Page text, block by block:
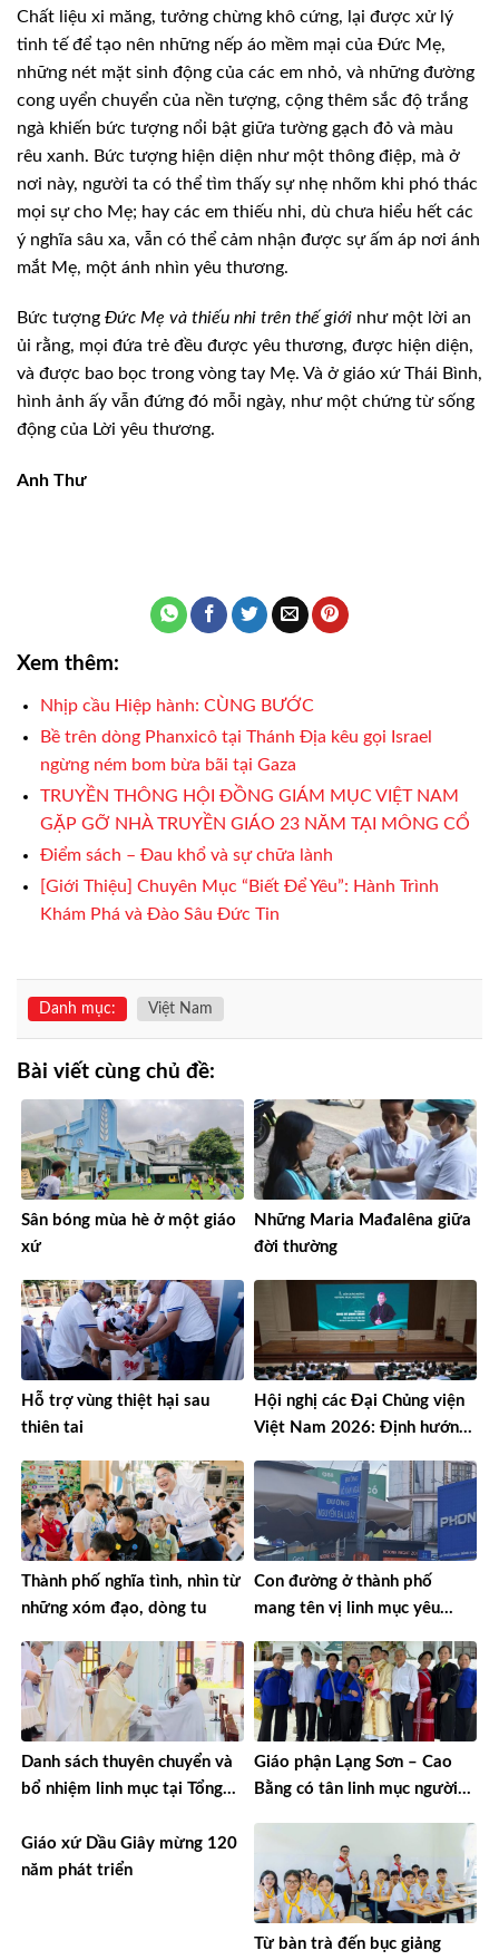
Chất liệu xi măng, tưởng chừng khô cứng, lại được xử lý
tinh tế để tạo nên những nếp áo mềm mại của Đức Mẹ,
những nét mặt sinh động của các em nhỏ, và những đường
cong uyển chuyển của nền tượng, cộng thêm sắc độ trắng
ngà khiến bức tượng nổi bật giữa tường gạch đỏ và màu
rêu xanh. Bức tượng hiện diện như một thông điệp, mà ở
nơi này, người ta có thể tìm thấy sự nhẹ nhõm khi phó thác
mọi sự cho Mẹ; hay các em thiếu nhi, dù chưa hiểu hết các
ý nghĩa sâu xa, vẫn có thể cảm nhận được sự ấm áp nơi ánh
mắt Mẹ, một ánh nhìn yêu thương.
Bức tượng Đức Mẹ và thiếu nhi trên thế giới như một lời an
ủi rằng, mọi đứa trẻ đều được yêu thương, được hiện diện,
và được bao bọc trong vòng tay Mẹ. Và ở giáo xứ Thái Bình,
hình ảnh ấy vẫn đứng đó mỗi ngày, như một chứng từ sống
động của Lời yêu thương.
Anh Thư
Xem thêm:
Nhịp cầu Hiệp hành: CÙNG BƯỚC
Bề trên dòng Phanxicô tại Thánh Địa kêu gọi Israel
ngừng ném bom bừa bãi tại Gaza
TRUYỀN THÔNG HỘI ĐỒNG GIÁM MỤC VIỆT NAM
GẶP GỠ NHÀ TRUYỀN GIÁO 23 NĂM TẠI MÔNG CỔ
Điểm sách – Đau khổ và sự chữa lành
[Giới Thiệu] Chuyên Mục “Biết Để Yêu”: Hành Trình
Khám Phá và Đào Sâu Đức Tin
Danh mục: Việt Nam
Bài viết cùng chủ đề:
Sân bóng mùa hè ở một giáo
xứ
Những Maria Mađalêna giữa
đời thường
Hỗ trợ vùng thiệt hại sau
thiên tai
Hội nghị các Đại Chủng viện
Việt Nam 2026: Định hướng
Thành phố nghĩa tình, nhìn từ
những xóm đạo, dòng tu
Con đường ở thành phố
mang tên vị linh mục yêu
Danh sách thuyên chuyển và
bổ nhiệm linh mục tại Tổng
Giáo phận Lạng Sơn – Cao
Bằng có tân linh mục người
Giáo xứ Dầu Giây mừng 120
năm phát triển
Từ bàn trà đến bục giảng